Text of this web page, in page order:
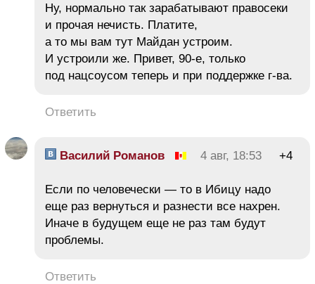
Ну, нормально так зарабатывают правосеки
и прочая нечисть. Платите,
а то мы вам тут Майдан устроим.
И устроили же. Привет, 90-е, только
под нацсоусом теперь и при поддержке г-ва.
Ответить
Василий Романов 4 авг, 18:53 +4
Если по человечески — то в Ибицу надо
еще раз вернуться и разнести все нахрен.
Иначе в будущем еще не раз там будут
проблемы.
Ответить